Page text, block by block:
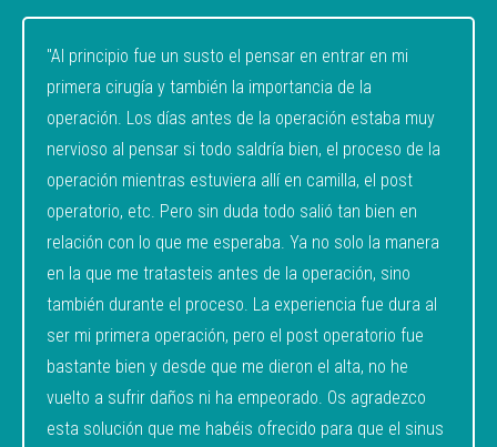
"Al principio fue un susto el pensar en entrar en mi
primera cirugía y también la importancia de la
operación. Los días antes de la operación estaba muy
nervioso al pensar si todo saldría bien, el proceso de la
operación mientras estuviera allí en camilla, el post
operatorio, etc. Pero sin duda todo salió tan bien en
relación con lo que me esperaba. Ya no solo la manera
en la que me tratasteis antes de la operación, sino
también durante el proceso. La experiencia fue dura al
ser mi primera operación, pero el post operatorio fue
bastante bien y desde que me dieron el alta, no he
vuelto a sufrir daños ni ha empeorado. Os agradezco
esta solución que me habéis ofrecido para que el sinus